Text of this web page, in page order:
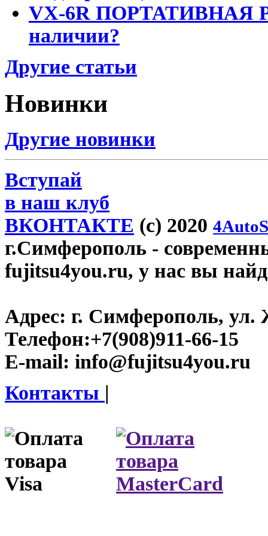
VX-6R ПОРТАТИВНАЯ
наличии?
Другие статьи
Новинки
Другие новинки
Вступай
в наш клуб
ВКОНТАКТЕ (c) 2020
г.Симферополь -
fujitsu4you.ru, у нас вы
Адрес: г. Симферополь, ул.
Телефон:+7(908)911-66-15
E-mail: info@fujitsu4you.ru
Контакты |